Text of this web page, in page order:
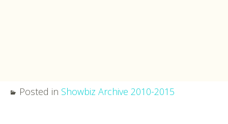
Posted in Showbiz Archive 2010-2015